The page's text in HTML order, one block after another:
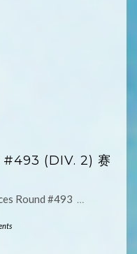
#493 (DIV. 2) 赛
Round #493 …